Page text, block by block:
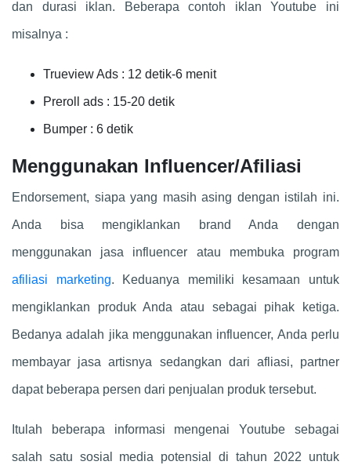
dan durasi iklan. Beberapa contoh iklan Youtube ini
misalnya :
Trueview Ads : 12 detik-6 menit
Preroll ads : 15-20 detik
Bumper : 6 detik
Menggunakan Influencer/Afiliasi
Endorsement, siapa yang masih asing dengan istilah ini.
Anda bisa mengiklankan brand Anda dengan
menggunakan jasa influencer atau membuka program
afiliasi marketing. Keduanya memiliki kesamaan untuk
mengiklankan produk Anda atau sebagai pihak ketiga.
Bedanya adalah jika menggunakan influencer, Anda perlu
membayar jasa artisnya sedangkan dari afliasi, partner
dapat beberapa persen dari penjualan produk tersebut.
Itulah beberapa informasi mengenai Youtube sebagai
salah satu sosial media potensial di tahun 2022 untuk